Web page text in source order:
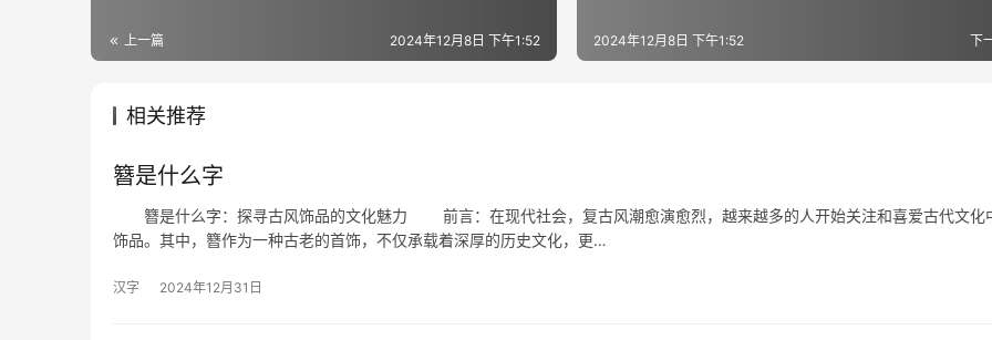
上一篇 2024年12月8日 下午1:52 下
2024年12月8日 下午1:52
相关推荐
簪是什么字
簪是什么字：探寻古风饰品的文化魅力 前言：在现代社会，复古风潮愈演愈烈，越来越多的人开始关注和喜爱古代文化
饰品。其中，簪作为一种古老的首饰，不仅承载着深厚的历史文化，更…
汉字 2024年12月31日